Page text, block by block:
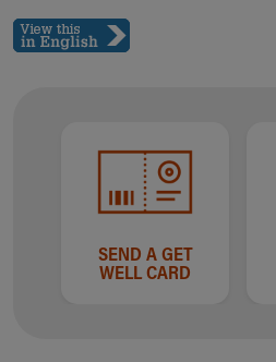
SEND A GET
WELL CARD